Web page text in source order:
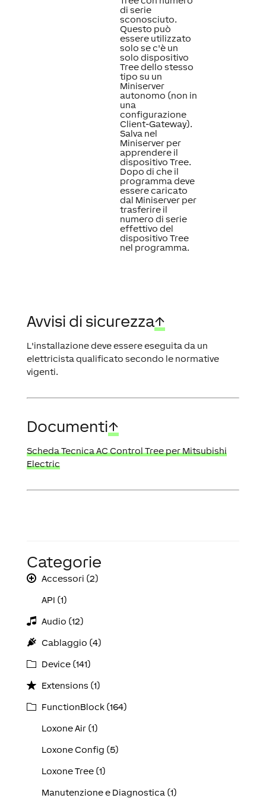
di serie
sconosciuto.
Questo può
essere utilizzato
solo se c'è un
solo dispositivo
Tree dello stesso
tipo su un
Miniserver
autonomo (non in
una
configurazione
Client-Gateway).
Salva nel
Miniserver per
apprendere il
dispositivo Tree.
Dopo di che il
programma deve
essere caricato
dal Miniserver per
trasferire il
numero di serie
effettivo del
dispositivo Tree
nel programma.
Avvisi di sicurezza↑
L'installazione deve essere eseguita da un
elettricista qualificato secondo le normative
vigenti.
Documenti↑
Scheda Tecnica AC Control Tree per Mitsubishi
Electric
Categorie
Accessori (2)
API (1)
Audio (12)
Cablaggio (4)
Device (141)
Extensions (1)
FunctionBlock (164)
Loxone Air (1)
Loxone Config (5)
Loxone Tree (1)
Manutenzione e Diagnostica (1)